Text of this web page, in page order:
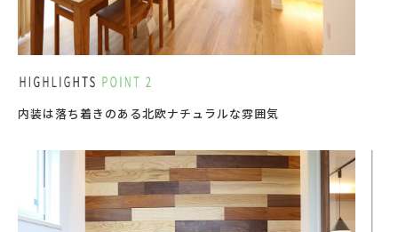
内装は落ち着きのある北欧ナチュラルな雰囲気